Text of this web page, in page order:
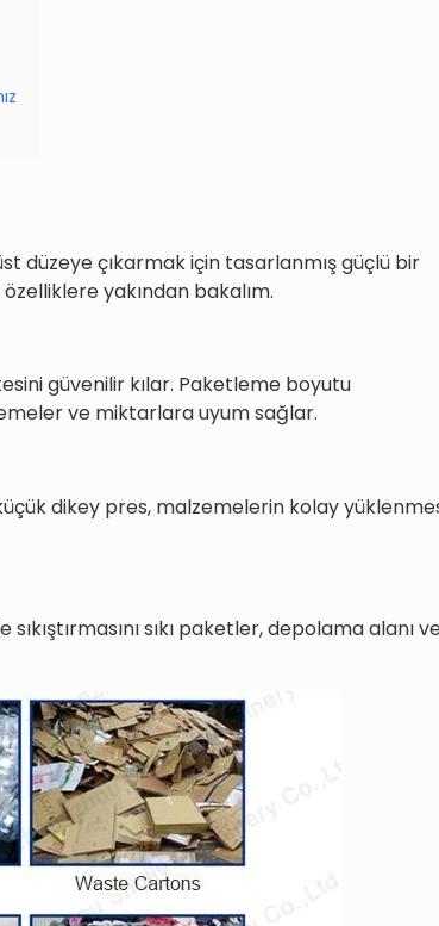
düzeye çıkarmak için tasarlanmış güçlü bir
özelliklere yakından bakalım.
güvenilir kılar. Paketleme boyutu
ve miktarlara uyum sağlar.
dikey pres, malzemelerin kolay
sıkı paketler, depolama alanı